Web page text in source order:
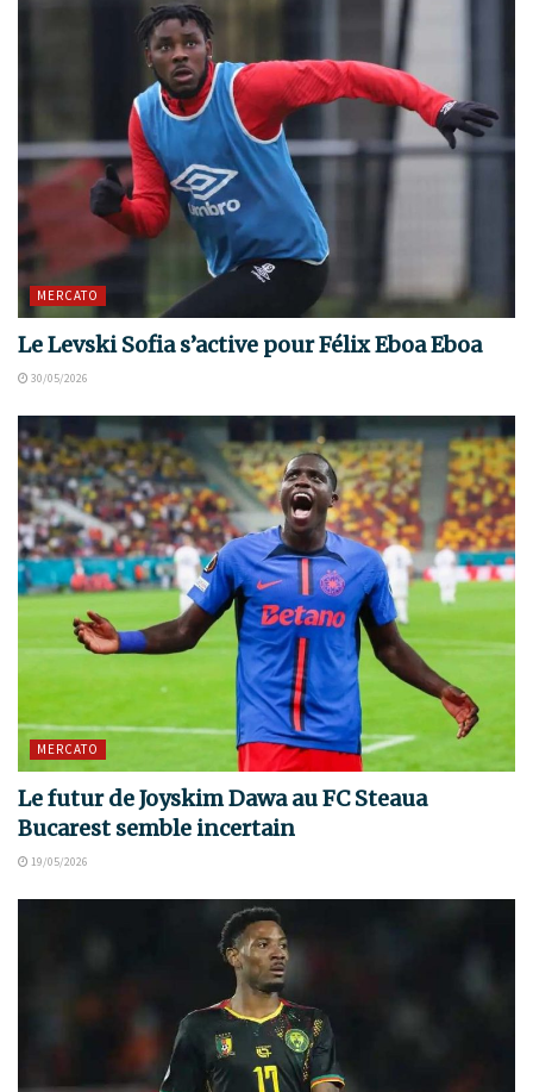
MERCATO
Le Levski Sofia s’active pour Félix Eboa Eboa
30/05/2026
MERCATO
Le futur de Joyskim Dawa au FC Steaua
Bucarest semble incertain
19/05/2026